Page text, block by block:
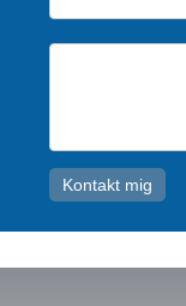
Emne*
Kontakt mig